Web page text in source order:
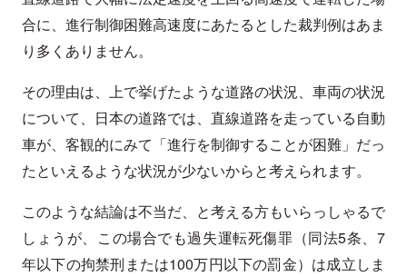
合に、進行制御困難高速度にあたるとした裁判例はあま
り多くありません。
その理由は、上で挙げたような道路の状況、車両の状況
について、日本の道路では、直線道路を走っている自動
車が、客観的にみて「進行を制御することが困難」だっ
たといえるような状況が少ないからと考えられます。
このような結論は不当だ、と考える方もいらっしゃるで
しょうが、この場合でも過失運転死傷罪（同法5条、7
年以下の拘禁刑または100万円以下の罰金）は成立しま